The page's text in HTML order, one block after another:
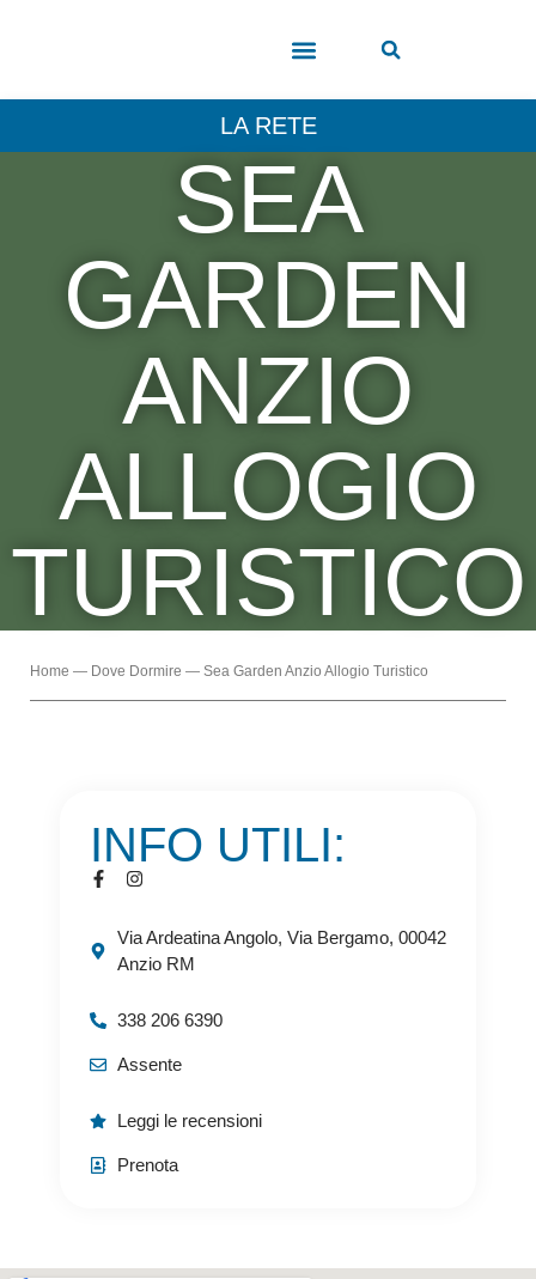
LA RETE
SEA
GARDEN
ANZIO
ALLOGIO
TURISTICO
Home — Dove Dormire — Sea Garden Anzio Allogio Turistico
INFO UTILI:
Via Ardeatina Angolo, Via Bergamo, 00042
Anzio RM
338 206 6390
Assente
Leggi le recensioni
Prenota